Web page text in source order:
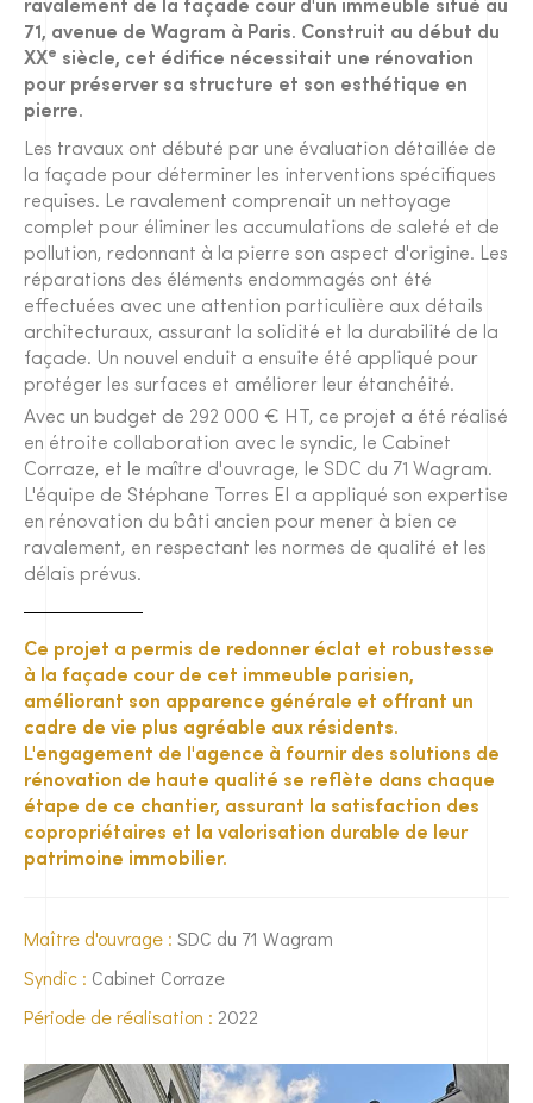
ravalement de la façade cour d'un immeuble situé au
71, avenue de Wagram à Paris. Construit au début du
XXe siècle, cet édifice nécessitait une rénovation
pour préserver sa structure et son esthétique en
pierre.
Les travaux ont débuté par une évaluation détaillée de
la façade pour déterminer les interventions spécifiques
requises. Le ravalement comprenait un nettoyage
complet pour éliminer les accumulations de saleté et de
pollution, redonnant à la pierre son aspect d'origine. Les
réparations des éléments endommagés ont été
effectuées avec une attention particulière aux détails
architecturaux, assurant la solidité et la durabilité de la
façade. Un nouvel enduit a ensuite été appliqué pour
protéger les surfaces et améliorer leur étanchéité.
Avec un budget de 292 000 € HT, ce projet a été réalisé
en étroite collaboration avec le syndic, le Cabinet
Corraze, et le maître d'ouvrage, le SDC du 71 Wagram.
L'équipe de Stéphane Torres EI a appliqué son expertise
en rénovation du bâti ancien pour mener à bien ce
ravalement, en respectant les normes de qualité et les
délais prévus.
Ce projet a permis de redonner éclat et robustesse
à la façade cour de cet immeuble parisien,
améliorant son apparence générale et offrant un
cadre de vie plus agréable aux résidents.
L'engagement de l'agence à fournir des solutions de
rénovation de haute qualité se reflète dans chaque
étape de ce chantier, assurant la satisfaction des
copropriétaires et la valorisation durable de leur
patrimoine immobilier.
Maître d'ouvrage : SDC du 71 Wagram
Syndic : Cabinet Corraze
Période de réalisation : 2022